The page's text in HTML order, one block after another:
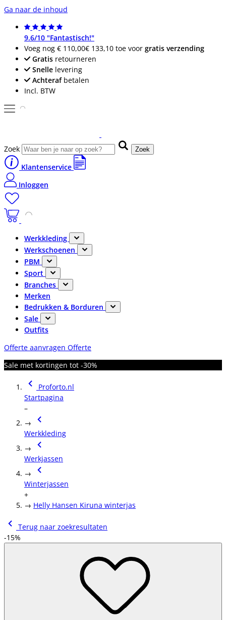
Ga naar de inhoud
9.6/10 "Fantastisch!"
Voeg nog € 110,00€ 133,10 toe voor gratis verzending
Gratis retourneren
Snelle levering
Achterafbetalen
Incl. BTW
Zoek Zoek
Klantenservice
Inloggen
Werkkleding
Werkschoenen
PBM
Sport
Branches
Merken
Bedrukken & Borduren
Sale
Outfits
Offerte aanvragen Offerte
Sale met kortingen tot -30%
Proforto.nl
Startpagina
–
→
Werkkleding
→
Werkjassen
→
Winterjassen
+
→ Helly Hansen Kiruna winterjas
Terug naar zoekresultaten
-15%